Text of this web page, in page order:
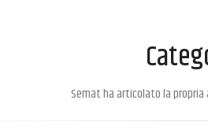
Semat ha articolato la